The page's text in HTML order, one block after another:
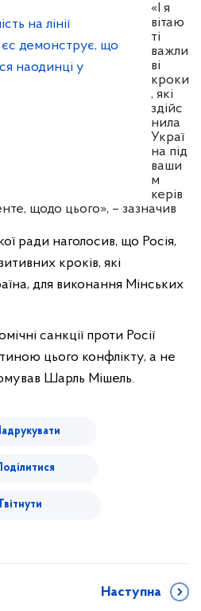
«І я
вітаю
ті
важли
ві
кроки
, які
здійс
нила
Украї
на під
ваши
м
керів
щодо цього», – зазначив
ради наголосив, що Росія,
кроків, які
для виконання Мінських
санкції проти Росії
цього конфлікту, а не
Шарль Мішель.
Твітнути
Наступна